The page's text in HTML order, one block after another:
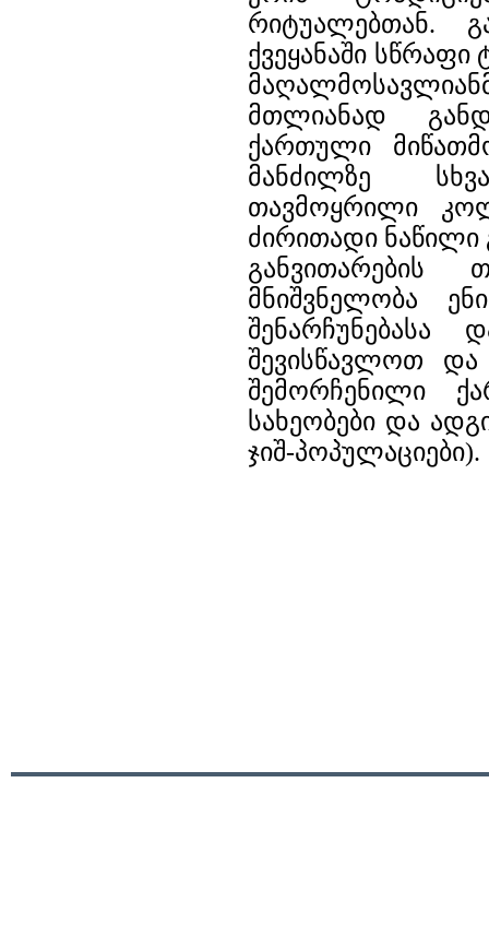
რიტუალებთან.
ქვეყანაში
მთლიანად
ქართული
მანძილზე
თავმოყრილი
ძირითადი ნაწილი
განვითარების
მნიშვნელობა
შევისწავლოთ
შემორჩენილი
სახეობები და
ჯიშ-პოპულაციები).